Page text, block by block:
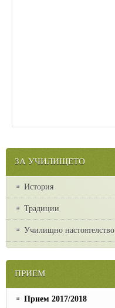
ЗА УЧИЛИЩЕТО
История
Традиции
Училищно настоятелство
ПРИЕМ
Прием 2017/2018